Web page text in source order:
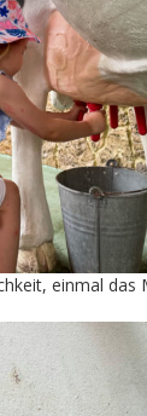
einmal das